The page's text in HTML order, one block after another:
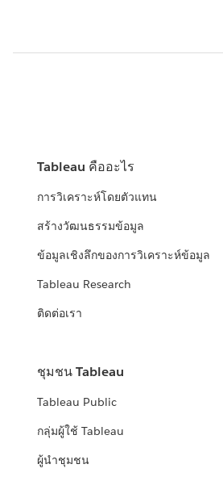
Tableau คืออะไร
การวิเคราะห์โดยตัวแทน
สร้างวัฒนธรรมข้อมูล
ข้อมูลเชิงลึกของการวิเคราะห์ข้อมูล
Tableau Research
ติดต่อเรา
ชุมชน Tableau
Tableau Public
กลุ่มผู้ใช้ Tableau
ผู้นำชุมชน